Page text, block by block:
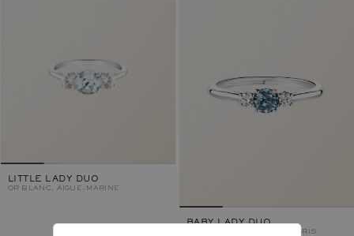
LITTLE LADY DUO
OR BLANC, AIGUE-MARINE
BABY LADY DUO
OR BLANC, SAPHIR BLEU GRIS